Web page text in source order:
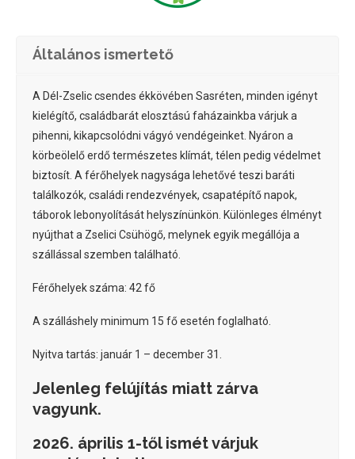
Általános ismertető
A Dél-Zselic csendes ékkövében Sasréten, minden igényt
kielégítő, családbarát elosztású faházainkba várjuk a
pihenni, kikapcsolódni vágyó vendégeinket. Nyáron a
körbeölelő erdő természetes klímát, télen pedig védelmet
biztosít. A férőhelyek nagysága lehetővé teszi baráti
találkozók, családi rendezvények, csapatépítő napok,
táborok lebonyolítását helyszínünkön. Különleges élményt
nyújthat a Zselici Csühögő, melynek egyik megállója a
szállással szemben található.
Férőhelyek száma: 42 fő
A szálláshely minimum 15 fő esetén foglalható.
Nyitva tartás: január 1 – december 31.
Jelenleg felújítás miatt zárva
vagyunk.
2026. április 1-től ismét várjuk